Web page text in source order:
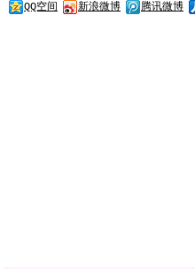
QQ空间 新浪微博 腾讯微博